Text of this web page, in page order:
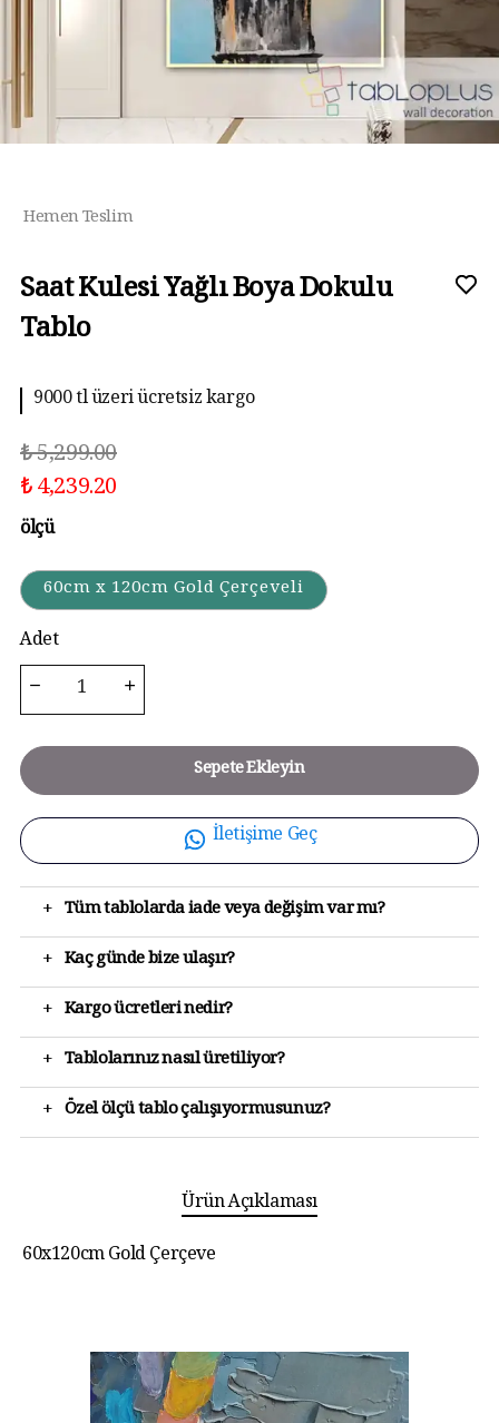
Hemen Teslim
Saat Kulesi Yağlı Boya Dokulu
Tablo
9000 tl üzeri ücretsiz kargo
₺ 5,299.00
₺ 4,239.20
ölçü
60cm x 120cm Gold Çerçeveli
Adet
Sepete Ekleyin
İletişime Geç
+ Tüm tablolarda iade veya değişim var mı?
+ Kaç günde bize ulaşır?
+ Kargo ücretleri nedir?
+ Tablolarınız nasıl üretiliyor?
+ Özel ölçü tablo çalışıyormusunuz?
Ürün Açıklaması
60x120cm Gold Çerçeve